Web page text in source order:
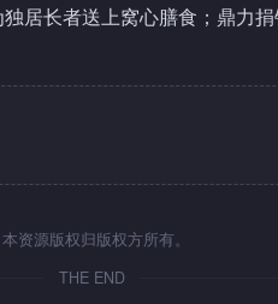
居长者送上窝心膳食；鼎力
资源版权归版权方所有。
THE END